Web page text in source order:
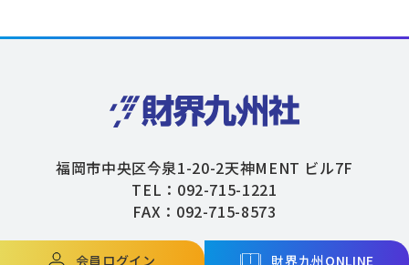
会員ログイン 財界九州ONLINE
福岡市中央区今泉1-20-2天神MENT ビル7F
TEL：092-715-1221
FAX：092-715-8573